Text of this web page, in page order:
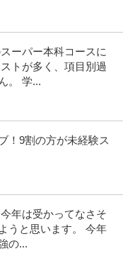
ーパー本科コースに
トが多く、項目別過
。 学...
！9割の方が未経験ス
年は受かってなさそ
うと思います。 今年
の...